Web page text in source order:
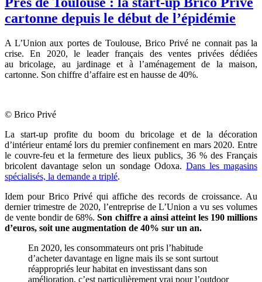
cartonne depuis le début de l’épidémie
A L’Union aux portes de Toulouse, Brico Privé ne connait pas la
crise. En 2020,le leader français des ventes privéesdédiées
aubricolage, au jardinage et à l’aménagement de la maison,
cartonne. Son chiffre d’affaire est en hausse de 40%.
© Brico Privé
La start-up profite du boom du bricolage et de la décoration
d’intérieur entamé lors du premier confinement en mars 2020. Entre
le couvre-feu et la fermeture des lieux publics, 36 % des Français
bricolent davantage selon un sondage Odoxa. Dans les magasins
spécialisés, la demande a triplé.
Idem pour Brico Privé qui affiche des records de croissance. Au
dernier trimestre de 2020, l’entreprise de L’Union a vu ses volumes
de vente bondir de 68%.Son chiffre a ainsi atteint les 190 millions
d’euros, soit une augmentation de 40% sur un an.
En 2020, les consommateurs ont pris l’habitude
d’acheter davantage en ligne mais ils se sont surtout
réappropriés leur habitat en investissant dans son
amélioration, c’est particulièrement vrai pour l’outdoor